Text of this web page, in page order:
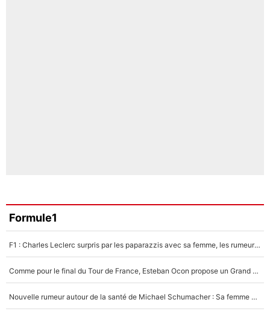
Formule1
F1 : Charles Leclerc surpris par les paparazzis avec sa femme, les rumeurs étaient vraies !
Comme pour le final du Tour de France, Esteban Ocon propose un Grand Prix de Formule 1 à Paris : «Autour de l’Arc de Triomphe, ce serait génial» !
Nouvelle rumeur autour de la santé de Michael Schumacher : Sa femme Corinna sort du silence